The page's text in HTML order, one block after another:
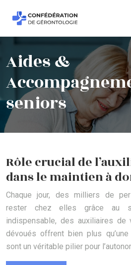
Aides &
seniors
Rôle crucial de
dans le maintien à
Chaque jour, des milliers de
rester chez elles grâce au
indispensable, des auxiliaires de
dévoués offrent bien plus
sont un véritable pilier pour